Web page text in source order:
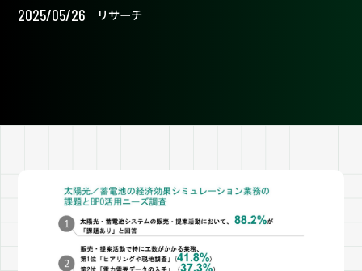
2025/05/26 リサーチ